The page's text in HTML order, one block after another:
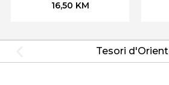
16,50 KM
Tesori